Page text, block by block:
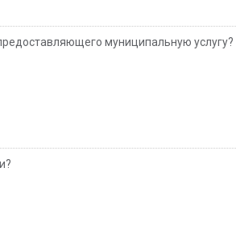
муниципальную услугу?